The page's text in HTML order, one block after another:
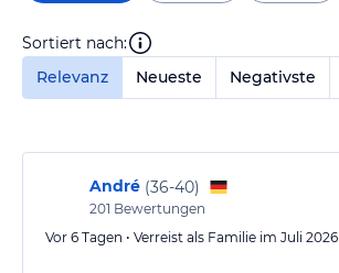
Sortiert nach:
Relevanz
Neueste Negativste
André (36-40)
201 Bewertungen
Vor 6 Tagen • Verreist als Familie im Juli 2026